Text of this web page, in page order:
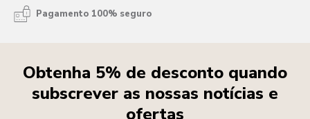
Pagamento 100% seguro
Obtenha 5% de desconto quando
subscrever as nossas notícias e
ofertas